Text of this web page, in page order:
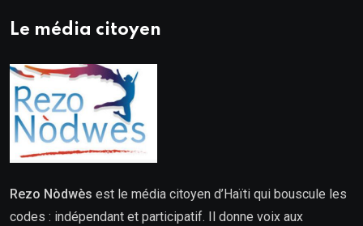
Le média citoyen
Rezo Nòdwès est le média citoyen d’Haïti qui bouscule les
codes : indépendant et participatif. Il donne voix aux